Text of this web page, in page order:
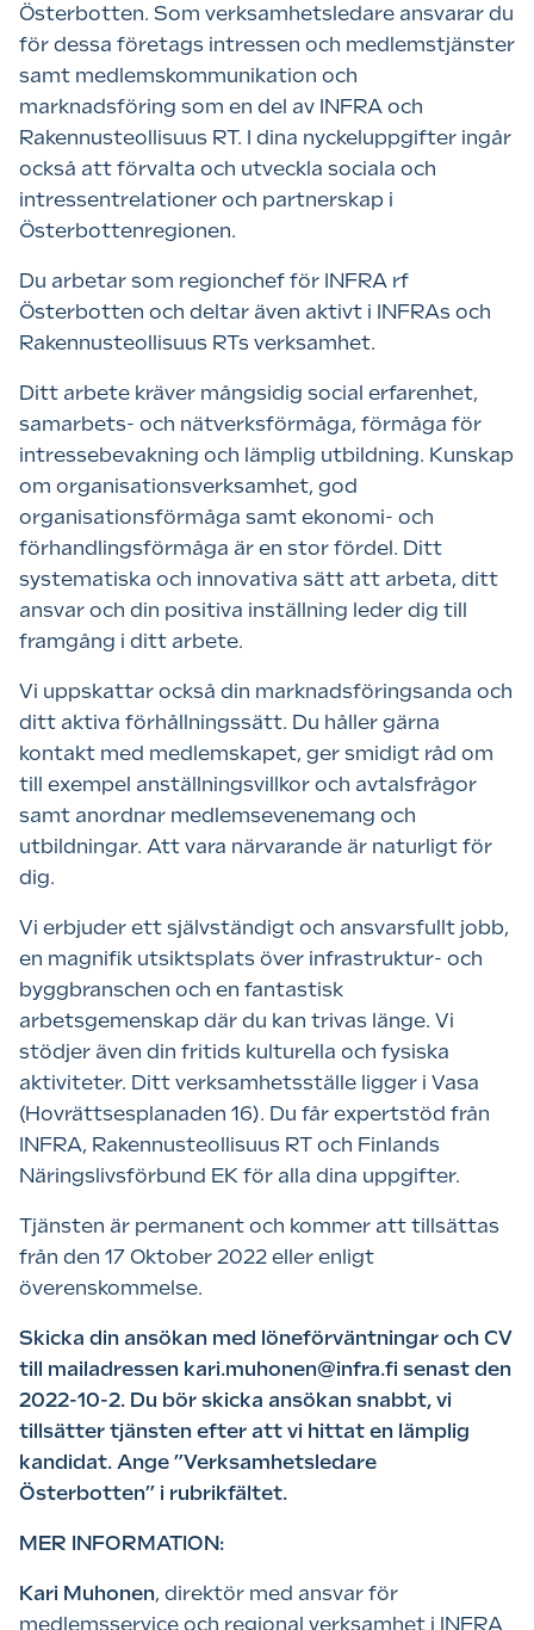
Österbotten. Som verksamhetsledare ansvarar du
för dessa företags intressen och medlemstjänster
samt medlemskommunikation och
marknadsföring som en del av INFRA och
Rakennusteollisuus RT. I dina nyckeluppgifter ingår
också att förvalta och utveckla sociala och
intressentrelationer och partnerskap i
Österbottenregionen.
Du arbetar som regionchef för INFRA rf
Österbotten och deltar även aktivt i INFRAs och
Rakennusteollisuus RTs verksamhet.
Ditt arbete kräver mångsidig social erfarenhet,
samarbets- och nätverksförmåga, förmåga för
intressebevakning och lämplig utbildning. Kunskap
om organisationsverksamhet, god
organisationsförmåga samt ekonomi- och
förhandlingsförmåga är en stor fördel. Ditt
systematiska och innovativa sätt att arbeta, ditt
ansvar och din positiva inställning leder dig till
framgång i ditt arbete.
Vi uppskattar också din marknadsföringsanda och
ditt aktiva förhållningssätt. Du håller gärna
kontakt med medlemskapet, ger smidigt råd om
till exempel anställningsvillkor och avtalsfrågor
samt anordnar medlemsevenemang och
utbildningar. Att vara närvarande är naturligt för
dig.
Vi erbjuder ett självständigt och ansvarsfullt jobb,
en magnifik utsiktsplats över infrastruktur- och
byggbranschen och en fantastisk
arbetsgemenskap där du kan trivas länge. Vi
stödjer även din fritids kulturella och fysiska
aktiviteter. Ditt verksamhetsställe ligger i Vasa
(Hovrättsesplanaden 16). Du får expertstöd från
INFRA, Rakennusteollisuus RT och Finlands
Näringslivsförbund EK för alla dina uppgifter.
Tjänsten är permanent och kommer att tillsättas
från den 17 Oktober 2022 eller enligt
överenskommelse.
Skicka din ansökan med löneförväntningar och CV
till mailadressen kari.muhonen@infra.fi senast den
2022-10-2. Du bör skicka ansökan snabbt, vi
tillsätter tjänsten efter att vi hittat en lämplig
kandidat. Ange ”Verksamhetsledare
Österbotten” i rubrikfältet.
MER INFORMATION:
Kari Muhonen, direktör med ansvar för
medlemsservice och regional verksamhet i INFRA